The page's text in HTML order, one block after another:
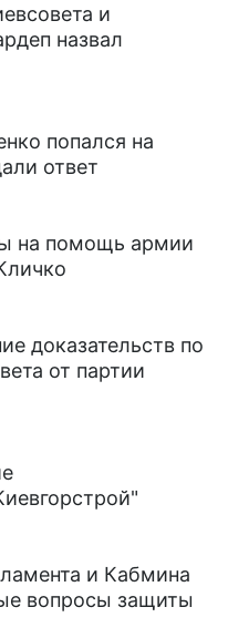
и
назвал
попался на
ответ
на помощь армии
доказательств по
от партии
и Кабмина
вопросы защиты